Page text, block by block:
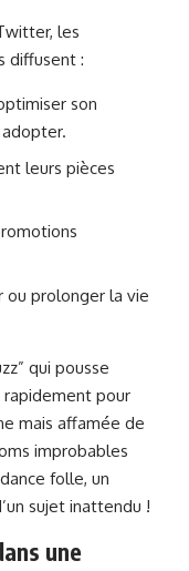
les
diffusent :
son
leurs pièces
ou prolonger la vie
qui pousse
rapidement pour
mais affamée de
improbables
folle, un
sujet inattendu !
une